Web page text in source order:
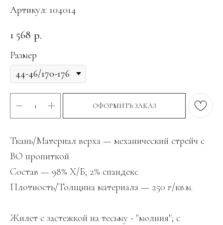
Артикул: 104014
1 568 р.
Размер
ОФОРМИТЬ ЗАКАЗ
Ткань/Материал верха — механический стрейч с
ВО пропиткой
Состав — 98% Х/Б; 2% спандекс
Плотность/Толщина материала — 250 г/кв.м.
Жилет с застежкой на тесьму - "молния"; с